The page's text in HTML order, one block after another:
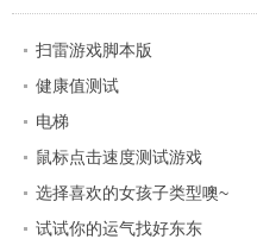
扫雷游戏脚本版
健康值测试
电梯
鼠标点击速度测试游戏
选择喜欢的女孩子类型噢~
试试你的运气找好东东